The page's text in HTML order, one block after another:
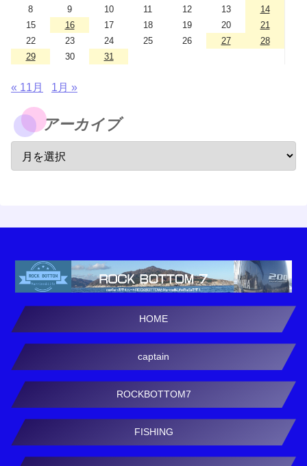
8
9 10 11 12 13
14
15
16 17 18 19 20
21
22
23 24 25 26 27
28
29
30 31
« 11月 1月 »
アーカイブ
HOME
captain
ROCKBOTTOM7
FISHING